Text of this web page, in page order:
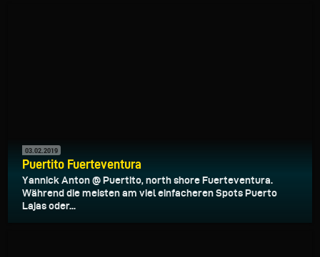
03.02.2019
Puertito Fuerteventura
Yannick Anton @ Puertito, north shore Fuerteventura.
Während die meisten am viel einfacheren Spots Puerto
Lajas oder...